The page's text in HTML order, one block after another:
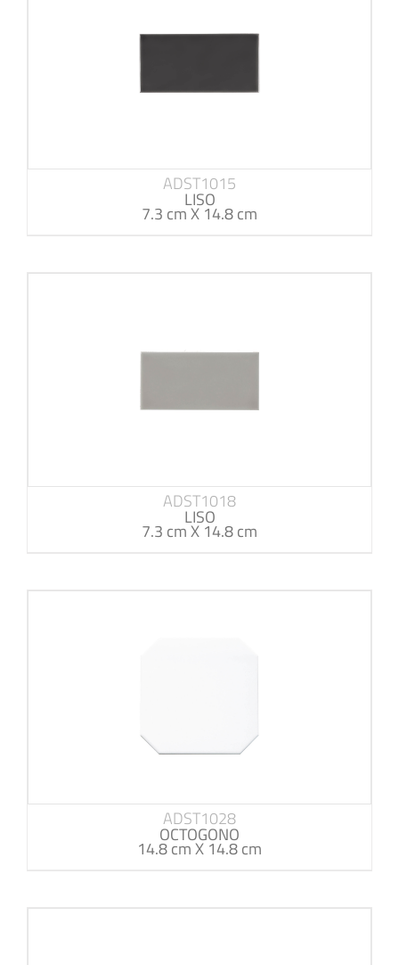
ADST1015
LISO
7.3 cm X 14.8 cm
ADST1018
LISO
7.3 cm X 14.8 cm
ADST1028
OCTOGONO
14.8 cm X 14.8 cm